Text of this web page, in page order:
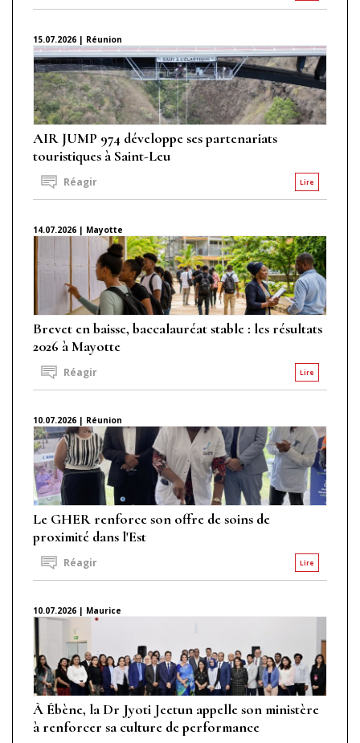
15.07.2026 | Réunion
AIR JUMP 974 développe ses partenariats
touristiques à Saint-Leu
Lire
Réagir
14.07.2026 | Mayotte
Brevet en baisse, baccalauréat stable : les résultats
2026 à Mayotte
Lire
Réagir
10.07.2026 | Réunion
Le GHER renforce son offre de soins de
proximité dans l'Est
Lire
Réagir
10.07.2026 | Maurice
À Ébène, la Dr Jyoti Jeetun appelle son ministère
à renforcer sa culture de performance